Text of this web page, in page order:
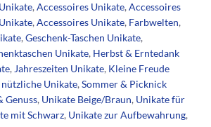
,Accessoires Unikate,Accessoires
,Accessoires Unikate, Farbwelten,
,Geschenk-Taschen Unikate,
Unikate, Herbst & Erntedank
,Jahreszeiten Unikate, Kleine Freude
Unikate,Sommer & Picknick
Genuss, Unikate Beige/Braun, Unikate für
mit Schwarz, Unikate zur Aufbewahrung,